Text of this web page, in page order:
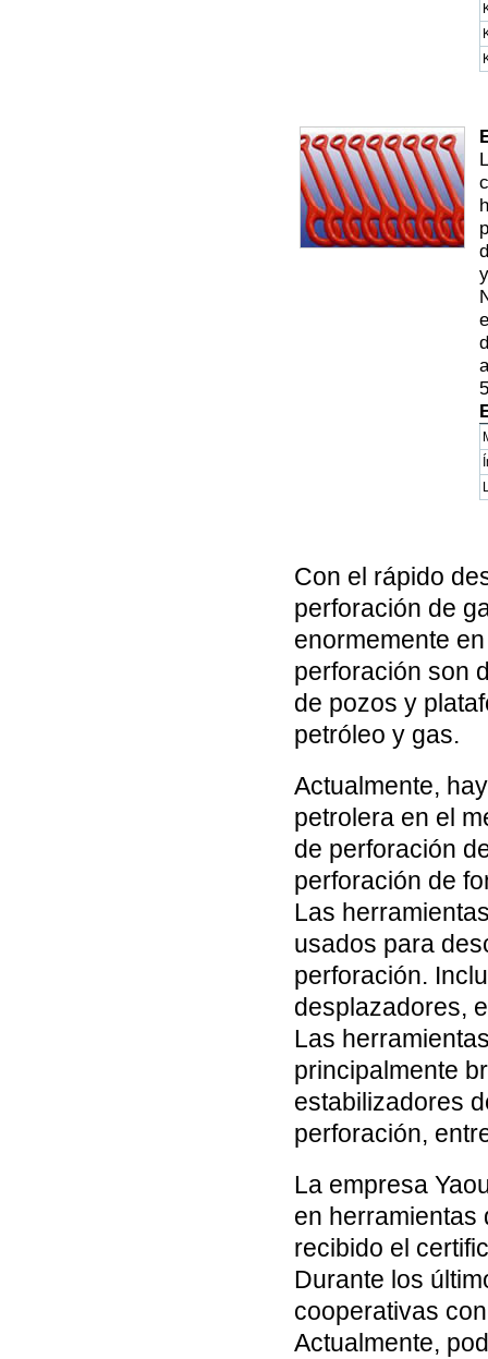
Con el rápido
perforación de
enormemente
perforación son
de pozos y
petróleo y gas.
Actualmente,
petrolera en el
de perforación
perforación de
Las
usados para
perforación.
desplazadores,
Las
principalmente
estabilizadores
perforación,
La empresa
en herramientas
recibido el
Durante los
cooperativas
Actualmente,